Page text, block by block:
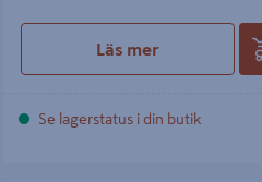
Läs mer
Se lagerstatus i din butik